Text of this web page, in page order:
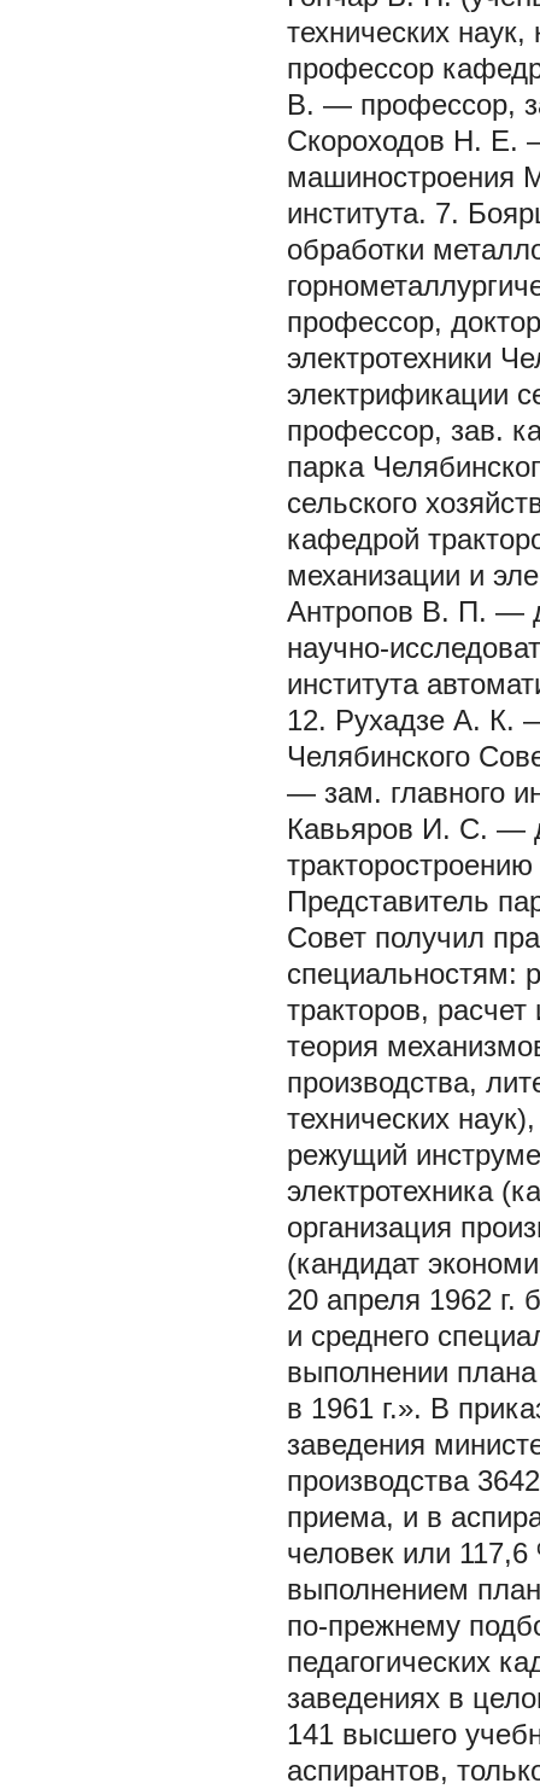
технических
профессор
В. — профессор,
Скороходов Н. Е.
машиностроения
института. 7.
обработки
профессор,
электротехники
электрификации
профессор, зав.
парка
сельского
кафедрой
механизации и
Антропов В. П. —
научно-
института
12. Рухадзе А. К.
Челябинского
— зам. главного
Кавьяров И. С. —
Представитель
Совет получил
специальностям:
тракторов,
теория
производства,
технических
режущий
электротехника
организация
(кандидат
20 апреля 1962 г.
и среднего
выполнении
в 1961 г.». В
заведения
производства
приема, и в
человек или
выполнением
по-прежнему
педагогических
заведениях в
141 высшего
аспирантов,